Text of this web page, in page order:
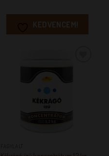
KEDVENCEM!
KEDVENCEM!